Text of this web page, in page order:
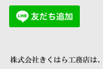
シ
ェ
シ
ェ